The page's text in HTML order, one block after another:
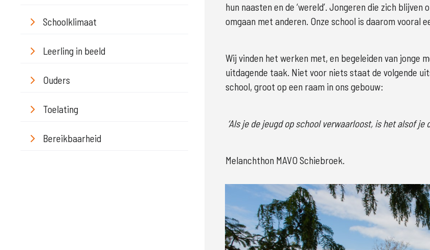
Schoolklimaat
Leerling in beeld
Ouders
Toelating
Bereikbaarheid
hun naasten en de ‘wereld’. Jongeren die zich
omgaan met anderen. Onze school is daarom vooral
Wij vinden het werken met, en begeleiden van
uitdagende taak. Niet voor niets staat de volgende
school, groot op een raam in ons gebouw:
‘Als je de jeugd op school verwaarloost, is het alsof
Melanchthon MAVO Schiebroek.